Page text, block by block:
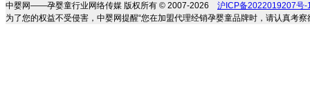
中婴网——孕婴童行业网络传媒 版权所有 © 2007-2026 沪ICP备2022019207号-
为了您的权益不受侵害，中婴网提醒“您在加盟代理经销孕婴童品牌时，请认真考